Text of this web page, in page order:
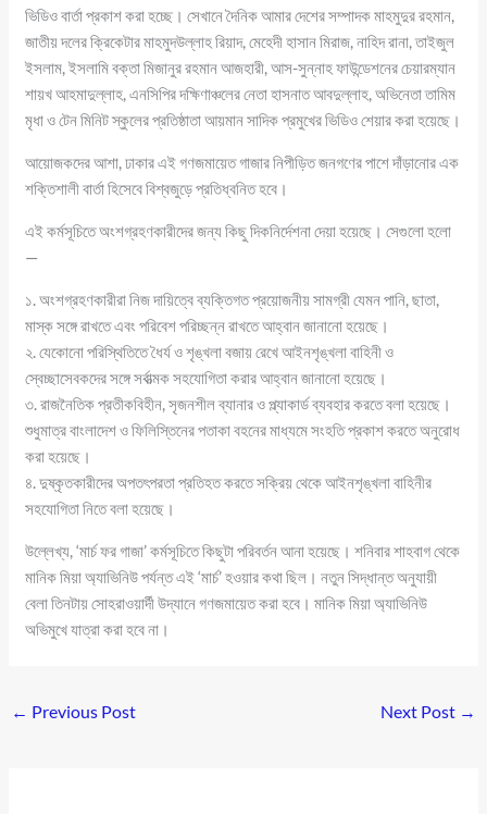
ভিডিও বার্তা প্রকাশ করা হচ্ছে। সেখানে দৈনিক আমার দেশের সম্পাদক মাহমুদুর রহমান,
জাতীয় দলের ক্রিকেটার মাহমুদউল্লাহ রিয়াদ, মেহেদী হাসান মিরাজ, নাহিদ রানা, তাইজুল
ইসলাম, ইসলামি বক্তা মিজানুর রহমান আজহারী, আস-সুন্নাহ ফাউন্ডেশনের চেয়ারম্যান
শায়খ আহমাদুল্লাহ, এনসিপির দক্ষিণাঞ্চলের নেতা হাসনাত আবদুল্লাহ, অভিনেতা তামিম
মৃধা ও টেন মিনিট স্কুলের প্রতিষ্ঠাতা আয়মান সাদিক প্রমুখের ভিডিও শেয়ার করা হয়েছে।
আয়োজকদের আশা, ঢাকার এই গণজমায়েত গাজার নিপীড়িত জনগণের পাশে দাঁড়ানোর এক
শক্তিশালী বার্তা হিসেবে বিশ্বজুড়ে প্রতিধ্বনিত হবে।
এই কর্মসূচিতে অংশগ্রহণকারীদের জন্য কিছু দিকনির্দেশনা দেয়া হয়েছে। সেগুলো হলো
—
১. অংশগ্রহণকারীরা নিজ দায়িত্বে ব্যক্তিগত প্রয়োজনীয় সামগ্রী যেমন পানি, ছাতা,
মাস্ক সঙ্গে রাখতে এবং পরিবেশ পরিচ্ছন্ন রাখতে আহ্বান জানানো হয়েছে।
২. যেকোনো পরিস্থিতিতে ধৈর্য ও শৃঙ্খলা বজায় রেখে আইনশৃঙ্খলা বাহিনী ও
স্বেচ্ছাসেবকদের সঙ্গে সর্বাত্মক সহযোগিতা করার আহ্বান জানানো হয়েছে।
৩. রাজনৈতিক প্রতীকবিহীন, সৃজনশীল ব্যানার ও প্ল্যাকার্ড ব্যবহার করতে বলা হয়েছে।
শুধুমাত্র বাংলাদেশ ও ফিলিস্তিনের পতাকা বহনের মাধ্যমে সংহতি প্রকাশ করতে অনুরোধ
করা হয়েছে।
৪. দুষ্কৃতকারীদের অপতৎপরতা প্রতিহত করতে সক্রিয় থেকে আইনশৃঙ্খলা বাহিনীর
সহযোগিতা নিতে বলা হয়েছে।
উল্লেখ্য, ‘মার্চ ফর গাজা’ কর্মসূচিতে কিছুটা পরিবর্তন আনা হয়েছে। শনিবার শাহবাগ থেকে
মানিক মিয়া অ্যাভিনিউ পর্যন্ত এই ‘মার্চ’ হওয়ার কথা ছিল। নতুন সিদ্ধান্ত অনুযায়ী
বেলা তিনটায় সোহরাওয়ার্দী উদ্যানে গণজমায়েত করা হবে। মানিক মিয়া অ্যাভিনিউ
অভিমুখে যাত্রা করা হবে না।
← Previous Post Next Post →